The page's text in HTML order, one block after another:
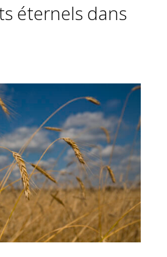
éternels dans